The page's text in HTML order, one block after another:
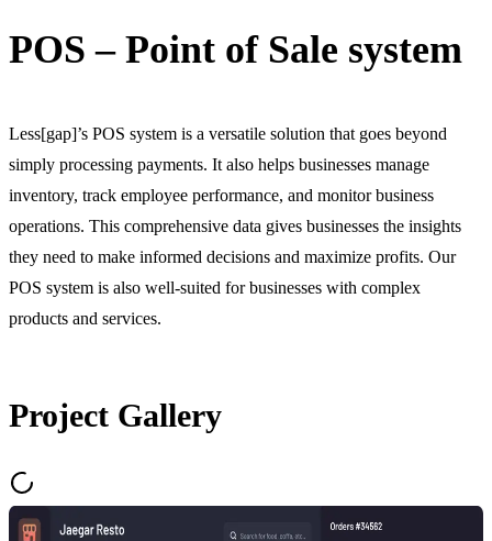
POS – Point of Sale system
Less[gap]’s POS system is a versatile solution that goes beyond
simply processing payments. It also helps businesses manage
inventory, track employee performance, and monitor business
operations. This comprehensive data gives businesses the insights
they need to make informed decisions and maximize profits. Our
POS system is also well-suited for businesses with complex
products and services.
Project Gallery